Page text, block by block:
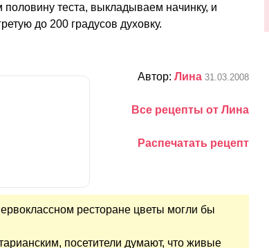
теста, выкладываем начинку, и
до 200 градусов духовку.
Автор: Лина 31.03.2008
Все рецепты от Лина
Распечатать рецепт
ресторане цветы могли бы
посетители думают, что живые